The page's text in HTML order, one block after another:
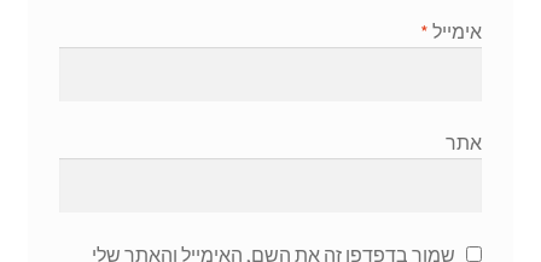
אימייל *
אתר
שמור בדפדפן זה את השם, האימייל והאתר שלי